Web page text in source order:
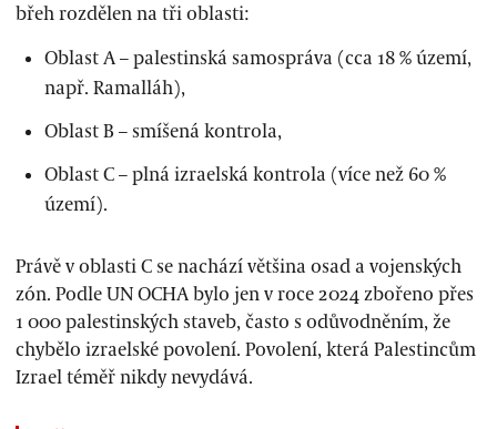
břeh rozdělen na tři oblasti:
Oblast A – palestinská samospráva (cca 18 % území,
např. Ramalláh),
Oblast B – smíšená kontrola,
Oblast C – plná izraelská kontrola (více než 60 %
území).
Právě v oblasti C se nachází většina osad a vojenských
zón. Podle UN OCHA bylo jen v roce 2024 zbořeno přes
1 000 palestinských staveb, často s odůvodněním, že
chybělo izraelské povolení. Povolení, která Palestincům
Izrael téměř nikdy nevydává.